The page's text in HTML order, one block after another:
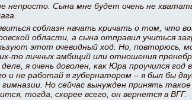
непросто. Сына мне будет очень не
соблазн начать кричать о том, что
области, а сына отправил учиться
этот очевидный ход. Но, повторюсь,
то личных амбиций или отношения
я очень доволен, как Юра проучился год
и не работай я губернатором – я был бы
Но сейчас вынужден принять
тогда, скорее всего, он вернется в ВГГ.